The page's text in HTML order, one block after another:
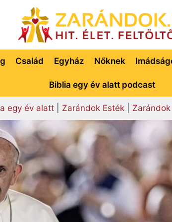
Család Egyház Nőknek
Biblia egy év alatt podcast
egy év alatt| Zarándok Esték|